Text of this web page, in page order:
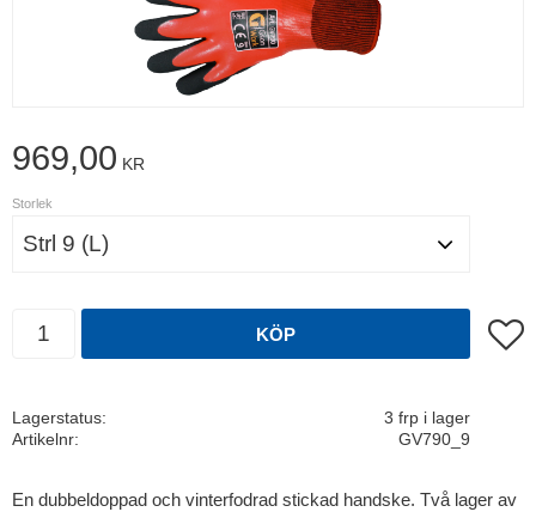
969,00 KR
Storlek
KÖP Lägg
Lagerstatus
3 frp i lager
Artikelnr
GV790_9
En dubbeldoppad och vinterfodrad stickad handske. Två lager av